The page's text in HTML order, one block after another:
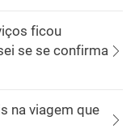
ficou
se se confirma
na viagem que